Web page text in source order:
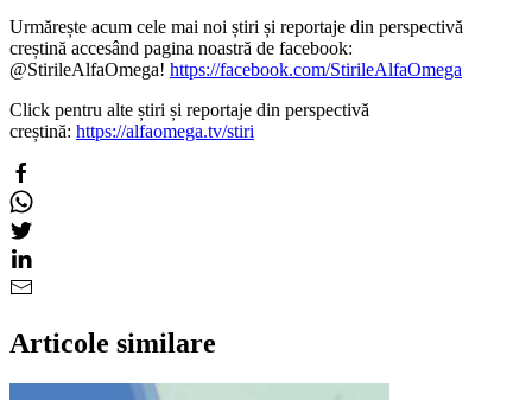
Urmărește acum cele mai noi știri și reportaje din perspectivă
creștină accesând pagina noastră de facebook:
@StirileAlfaOmega! https://facebook.com/StirileAlfaOmega
Click pentru alte știri și reportaje din perspectivă
creștină: https://alfaomega.tv/stiri
Articole similare